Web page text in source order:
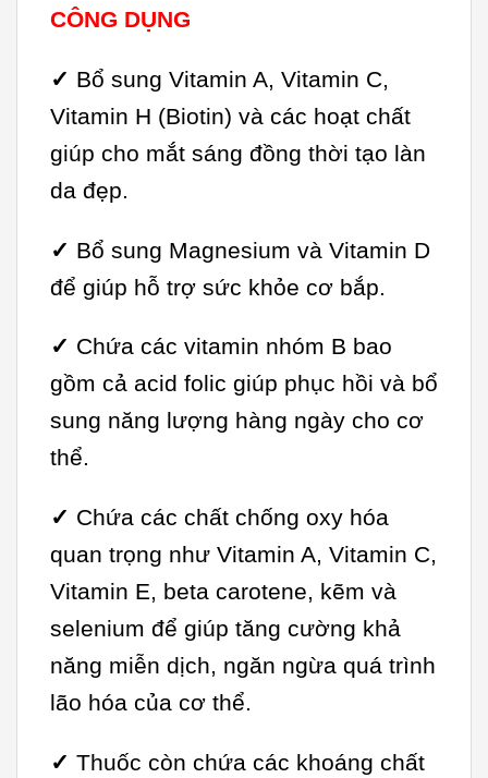
CÔNG DỤNG
✓ Bổ sung Vitamin A, Vitamin C,
Vitamin H (Biotin) và các hoạt chất
giúp cho mắt sáng đồng thời tạo làn
da đẹp.
✓ Bổ sung Magnesium và Vitamin D
để giúp hỗ trợ sức khỏe cơ bắp.
✓ Chứa các vitamin nhóm B bao
gồm cả acid folic giúp phục hồi và bổ
sung năng lượng hàng ngày cho cơ
thể.
✓ Chứa các chất chống oxy hóa
quan trọng như Vitamin A, Vitamin C,
Vitamin E, beta carotene, kẽm và
selenium để giúp tăng cường khả
năng miễn dịch, ngăn ngừa quá trình
lão hóa của cơ thể.
✓ Thuốc còn chứa các khoáng chất